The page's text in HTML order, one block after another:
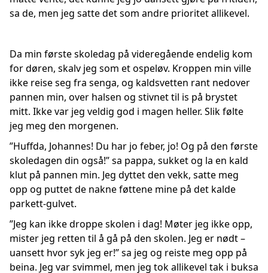
sa de, men jeg satte det som andre prioritet allikevel.
Da min første skoledag på videregående endelig kom
for døren, skalv jeg som et ospeløv. Kroppen min ville
ikke reise seg fra senga, og kaldsvetten rant nedover
pannen min, over halsen og stivnet til is på brystet
mitt. Ikke var jeg veldig god i magen heller. Slik følte
jeg meg den morgenen.
”Huffda, Johannes! Du har jo feber, jo! Og på den første
skoledagen din også!” sa pappa, sukket og la en kald
klut på pannen min. Jeg dyttet den vekk, satte meg
opp og puttet de nakne føttene mine på det kalde
parkett-gulvet.
”Jeg kan ikke droppe skolen i dag! Møter jeg ikke opp,
mister jeg retten til å gå på den skolen. Jeg er nødt –
uansett hvor syk jeg er!” sa jeg og reiste meg opp på
beina. Jeg var svimmel, men jeg tok allikevel tak i buksa